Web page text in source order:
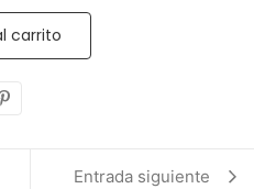
carrito
Entrada siguiente